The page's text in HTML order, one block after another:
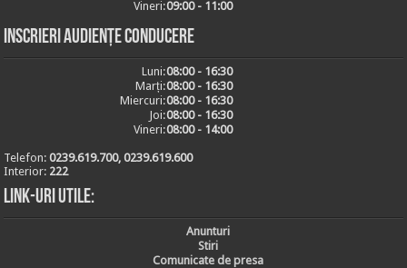
Vineri:09:00 - 11:00
Inscrieri audiențe conducere
Luni:08:00 - 16:30
Marți:08:00 - 16:30
Miercuri:08:00 - 16:30
Joi:08:00 - 16:30
Vineri:08:00 - 14:00
Telefon:0239.619.700, 0239.619.600
Interior: 222
Link-uri utile:
Anunturi
Stiri
Comunicate de presa